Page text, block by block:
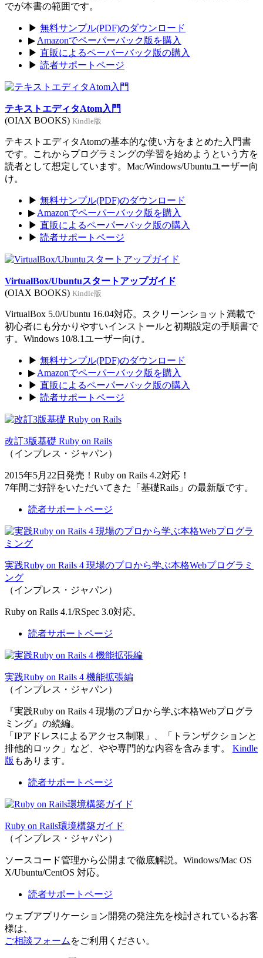
でが本書の範囲です。
▶ 無料サンプル(PDF)のダウンロード
▶ Amazonでペーパーバック版を購入
▶ 直販によるペーパーバック版の購入
▶ 読者サポートページ
テキストエディタAtom入門
(OIAX BOOKS) Kindle版
テキストエディタAtomの基本的な使い方をまとめた入門書
です。これからプログラミングの学習を始めようという方を
読者として想定しています。Mac/Windows/Ubuntuユーザー向
け。
▶ 無料サンプル(PDF)のダウンロード
▶ Amazonでペーパーバック版を購入
▶ 直販によるペーパーバック版の購入
▶ 読者サポートページ
VirtualBox/Ubuntuスタートアップガイド
(OIAX BOOKS) Kindle版
VirtualBox 5.0/Ubuntu 16.04対応。スクリーンショット満載で
初心者にも分かりやすいインストールと初期設定の手順書で
す。Windows 10/8.1ユーザー向け。
▶ 無料サンプル(PDF)のダウンロード
▶ Amazonでペーパーバック版を購入
▶ 直販によるペーパーバック版の購入
▶ 読者サポートページ
改訂3版基礎 Ruby on Rails
（インプレス・ジャパン）
2015年5月22日発売！Ruby on Rails 4.2対応！
7年間ご好評をいただいてきた「基礎Rails」の最新版です。
読者サポートページ
実践Ruby on Rails 4 現場のプロから学ぶ本格Webプログラミ
ング
（インプレス・ジャパン）
Ruby on Rails 4.1/RSpec 3.0対応。
読者サポートページ
実践Ruby on Rails 4 機能拡張編
（インプレス・ジャパン）
『実践Ruby on Rails 4 現場のプロから学ぶ本格Webプログラ
ミング』の続編。
「IPアドレスによるアクセス制限」、「トランザクションと
排他的ロック」など、やや専門的な内容を含みます。 Kindle
版 もあります。
読者サポートページ
Ruby on Rails環境構築ガイド
（インプレス・ジャパン）
ソースコード管理から公開まで徹底解説。Windows/Mac OS
X/Ubuntu/CentOS 対応。
読者サポートページ
ウェブアプリケーション開発の発注先を検討されているお客
様は、
ご相談フォーム をご利用ください。